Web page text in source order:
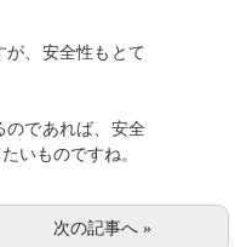
が、安全性もとて
のであれば、安全
いものですね。
次の記事へ »